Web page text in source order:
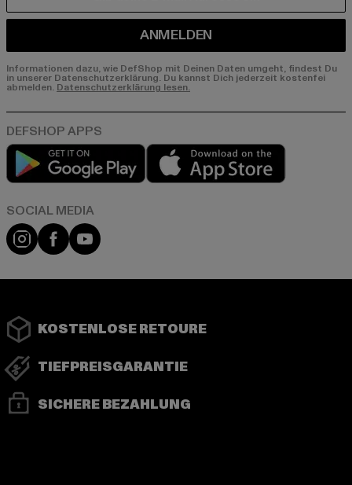
ANMELDEN
Informationen dazu, wie DefShop mit Deinen Daten umgeht, findest Du
in unserer Datenschutzerklärung. Du kannst Dich jederzeit kostenfei
abmelden. Datenschutzerklärung lesen.
Play market
Instagram
FacebookYouTube
KOSTENLOSE RETOURE
TIEFPREISGARANTIE
SICHERE BEZAHLUNG